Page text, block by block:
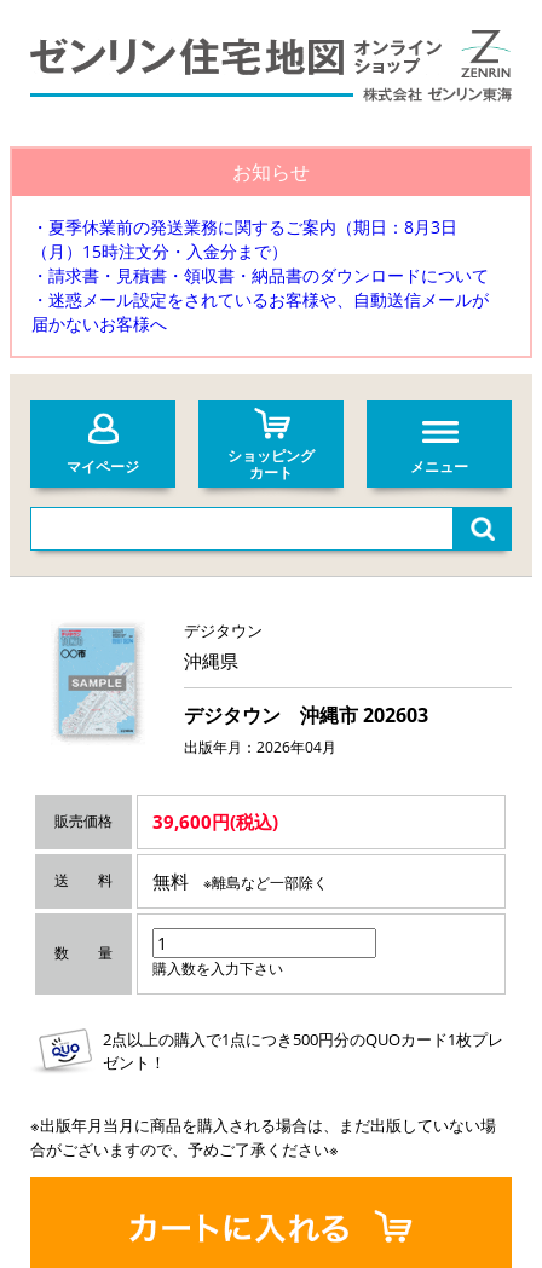
お知らせ
・夏季休業前の発送業務に関するご案内（期日：8月3日
（月）15時注文分・入金分まで）
・請求書・見積書・領収書・納品書のダウンロードについて
・迷惑メール設定をされているお客様や、自動送信メールが
届かないお客様へ
マイページ
ショッピング
カート
メニュー
デジタウン
沖縄県
デジタウン 沖縄市 202603
出版年月：2026年04月
販売価格 39,600円(税込)
送 料 無料 ※離島など一部除く
数 量
購入数を入力下さい
2点以上の購入で1点につき500円分のQUOカード1枚プレ
ゼント！
※出版年月当月に商品を購入される場合は、まだ出版していない場
合がございますので、予めご了承ください※